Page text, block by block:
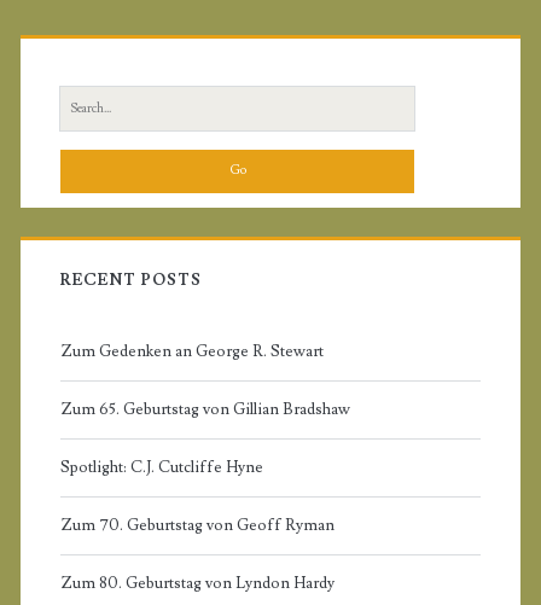
P
m
e
h
f
:
RECENT POSTS
Zum Gedenken an George R. Stewart
Zum 65. Geburtstag von Gillian Bradshaw
Spotlight: C.J. Cutcliffe Hyne
Zum 70. Geburtstag von Geoff Ryman
Zum 80. Geburtstag von Lyndon Hardy